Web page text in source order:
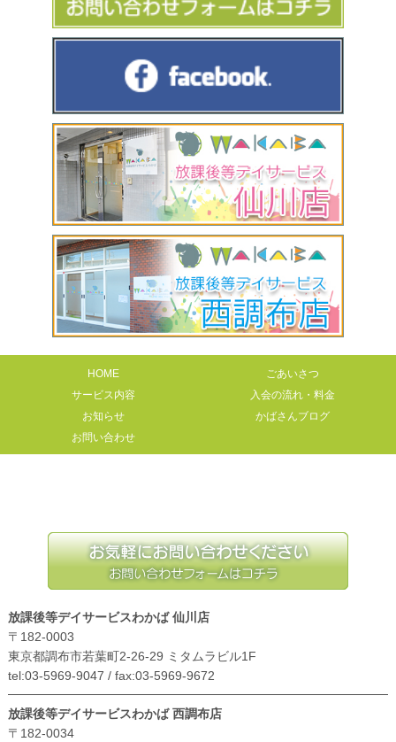
HOME
ごあいさつ
サービス内容
入会の流れ・料金
お知らせ
かばさんブログ
お問い合わせ
放課後等デイサービスわかば 仙川店
〒182-0003
東京都調布市若葉町2-26-29 ミタムラビル1F
tel:03-5969-9047 / fax:03-5969-9672
放課後等デイサービスわかば 西調布店
〒182-0034